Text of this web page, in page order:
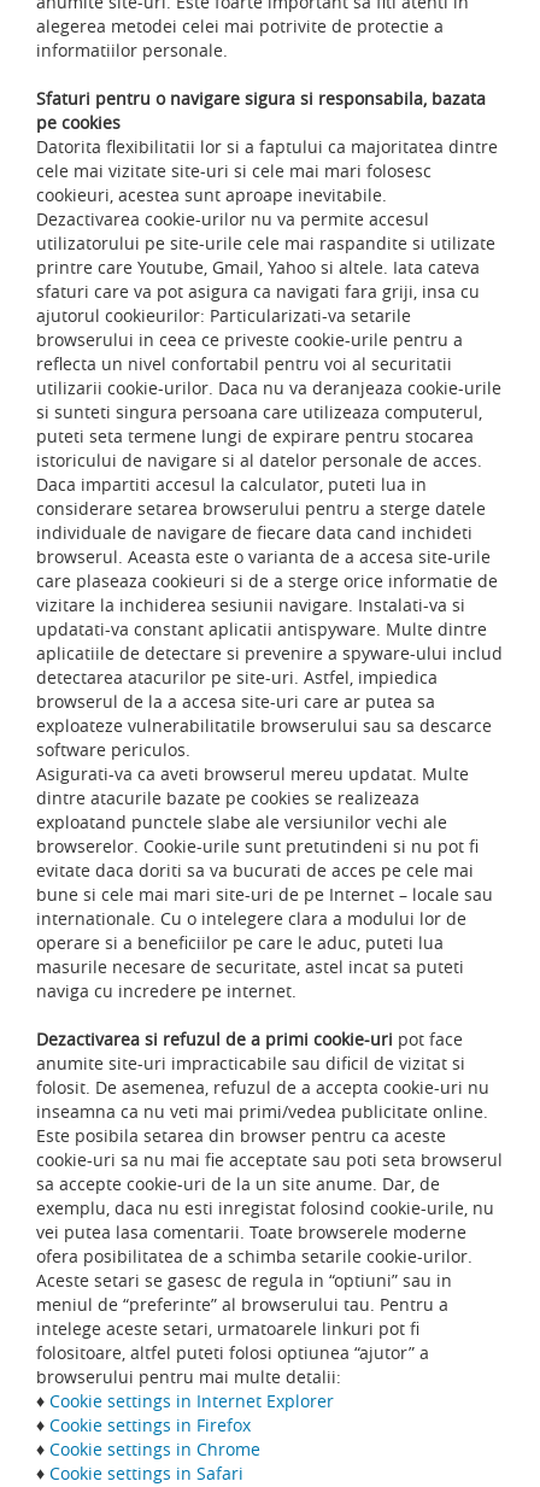
alegerea metodei celei mai potrivite de protectie a
informatiilor personale.
Sfaturi pentru o navigare sigura si responsabila, bazata
pe cookies
Datorita flexibilitatii lor si a faptului ca majoritatea dintre
cele mai vizitate site-uri si cele mai mari folosesc
cookieuri, acestea sunt aproape inevitabile.
Dezactivarea cookie-urilor nu va permite accesul
utilizatorului pe site-urile cele mai raspandite si utilizate
printre care Youtube, Gmail, Yahoo si altele. Iata cateva
sfaturi care va pot asigura ca navigati fara griji, insa cu
ajutorul cookieurilor: Particularizati-va setarile
browserului in ceea ce priveste cookie-urile pentru a
reflecta un nivel confortabil pentru voi al securitatii
utilizarii cookie-urilor. Daca nu va deranjeaza cookie-urile
si sunteti singura persoana care utilizeaza computerul,
puteti seta termene lungi de expirare pentru stocarea
istoricului de navigare si al datelor personale de acces.
Daca impartiti accesul la calculator, puteti lua in
considerare setarea browserului pentru a sterge datele
individuale de navigare de fiecare data cand inchideti
browserul. Aceasta este o varianta de a accesa site-urile
care plaseaza cookieuri si de a sterge orice informatie de
vizitare la inchiderea sesiunii navigare. Instalati-va si
updatati-va constant aplicatii antispyware. Multe dintre
aplicatiile de detectare si prevenire a spyware-ului includ
detectarea atacurilor pe site-uri. Astfel, impiedica
browserul de la a accesa site-uri care ar putea sa
exploateze vulnerabilitatile browserului sau sa descarce
software periculos.
Asigurati-va ca aveti browserul mereu updatat. Multe
dintre atacurile bazate pe cookies se realizeaza
exploatand punctele slabe ale versiunilor vechi ale
browserelor. Cookie-urile sunt pretutindeni si nu pot fi
evitate daca doriti sa va bucurati de acces pe cele mai
bune si cele mai mari site-uri de pe Internet – locale sau
internationale. Cu o intelegere clara a modului lor de
operare si a beneficiilor pe care le aduc, puteti lua
masurile necesare de securitate, astel incat sa puteti
naviga cu incredere pe internet.
Dezactivarea si refuzul de a primi cookie-uri pot face
anumite site-uri impracticabile sau dificil de vizitat si
folosit. De asemenea, refuzul de a accepta cookie-uri nu
inseamna ca nu veti mai primi/vedea publicitate online.
Este posibila setarea din browser pentru ca aceste
cookie-uri sa nu mai fie acceptate sau poti seta browserul
sa accepte cookie-uri de la un site anume. Dar, de
exemplu, daca nu esti inregistat folosind cookie-urile, nu
vei putea lasa comentarii. Toate browserele moderne
ofera posibilitatea de a schimba setarile cookie-urilor.
Aceste setari se gasesc de regula in “optiuni” sau in
meniul de “preferinte” al browserului tau. Pentru a
intelege aceste setari, urmatoarele linkuri pot fi
folositoare, altfel puteti folosi optiunea “ajutor” a
browserului pentru mai multe detalii:
♦ Cookie settings in Internet Explorer
♦ Cookie settings in Firefox
♦ Cookie settings in Chrome
♦ Cookie settings in Safari